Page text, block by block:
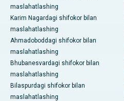
maslahatlashing
Karim Nagardagi shifokor bilan
maslahatlashing
Ahmadoboddagi shifokor bilan
maslahatlashing
Bhubanesvardagi shifokor bilan
maslahatlashing
Bilaspurdagi shifokor bilan
maslahatlashing